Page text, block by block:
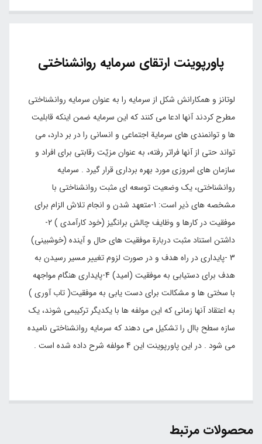
پاورپوینت ارتقای سرمایه روانشناختی
لوتانز و همکارانش شکل از سرمایه را به عنوان سرمایه روانشناختی
مطرح کردند آنها ادعا می کنند که این سرمایه ضمن اینکه قابلیت
ها و توانمندی های سرمایة اجتماعی و انسانی را در بر دارد، می
تواند حتی از آنها فراتر رفته، به عنوان مزیّت رقابتی برای افراد و
سازمان های امروزی مورد بهره برداری قرار گیرد . سرمایه
روانشناختی، یک وضعیت توسعه ای مثبت روانشناختی با
مشخصه های ذیر است: 1-متعهد شدن و انجام تلاش الزام برای
موفقیت در کارها و وظایف چالش برانگیز (خود کارآمدی ) 2-
داشتن استناد مثبت دربارة موفقیت های حال و آینده (خوشبینی)
3 -پایداری در راه هدف و در صورت لزوم تغییر مسیر رسیدن به
هدف برای دستیابی به موفقیت (امید) 4-پایداری هنگام مواجهه
با سختی ها و مشکالت برای دست یابی به موفقیت( تاب آوری )
به اعتقاد آنها زمانی که این مولفه ها با یکدیگر ترکیبمی شوند، یک
سازه سطح باال را تشکیل می دهند که سرمایه روانشناختی نامیده
می شود . در این پاورپوینت این 4 مولفه شرح داده شده است .
محصولات مرتبط